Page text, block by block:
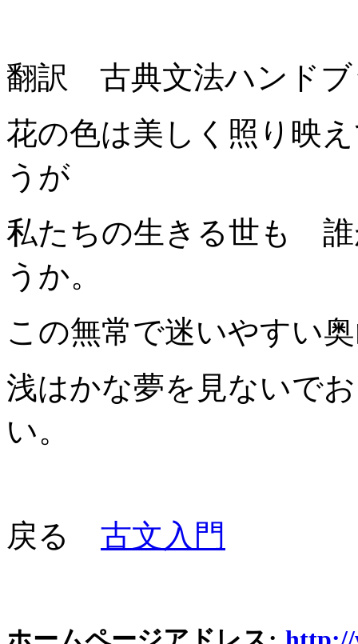
翻訳 古典文法ハンドブ
花の色は美しく照り映
うが
私たちの生きる世も 誰
うか。
この無常で迷いやすい
浅はかな夢を見ないで
い。
戻る 古文入門